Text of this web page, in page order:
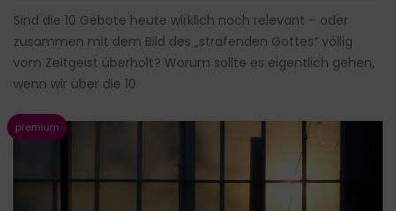
Sind die 10 Gebote heute wirklich noch relevant – oder
zusammen mit dem Bild des „strafenden Gottes“ völlig
vom Zeitgeist überholt? Worum sollte es eigentlich gehen,
wenn wir über die 10